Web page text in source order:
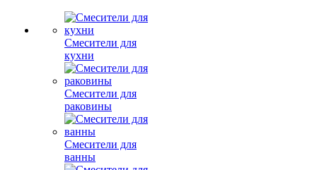
Смесители для
кухни
Смесители для
раковины
Смесители для
ванны